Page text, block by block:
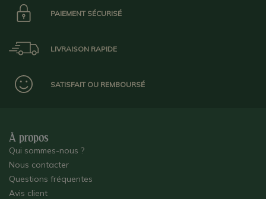
PAIEMENT SÉCURISÉ
LIVRAISON RAPIDE
SATISFAIT OU REMBOURSÉ
À propos
Qui sommes-nous ?
Nous contacter
Questions fréquentes
Avis client